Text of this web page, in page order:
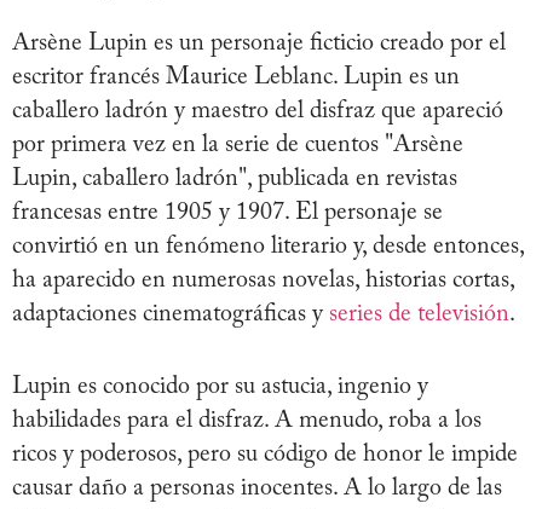
Arsène Lupin es un personaje ficticio creado por el
escritor francés Maurice Leblanc. Lupin es un
caballero ladrón y maestro del disfraz que apareció
por primera vez en la serie de cuentos "Arsène
Lupin, caballero ladrón", publicada en revistas
francesas entre 1905 y 1907. El personaje se
convirtió en un fenómeno literario y, desde entonces,
ha aparecido en numerosas novelas, historias cortas,
adaptaciones cinematográficas y series de televisión.
Lupin es conocido por su astucia, ingenio y
habilidades para el disfraz. A menudo, roba a los
ricos y poderosos, pero su código de honor le impide
causar daño a personas inocentes. A lo largo de las